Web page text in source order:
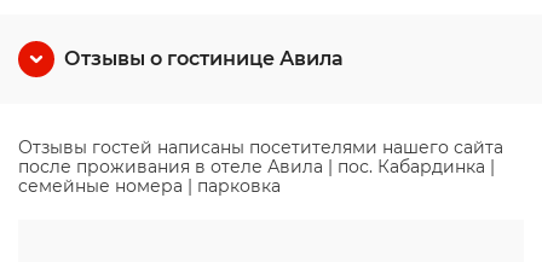
Отзывы о гостинице Авила
Отзывы гостей написаны посетителями нашего сайта
после проживания в отеле Авила | пос. Кабардинка |
cемейные номера | парковка